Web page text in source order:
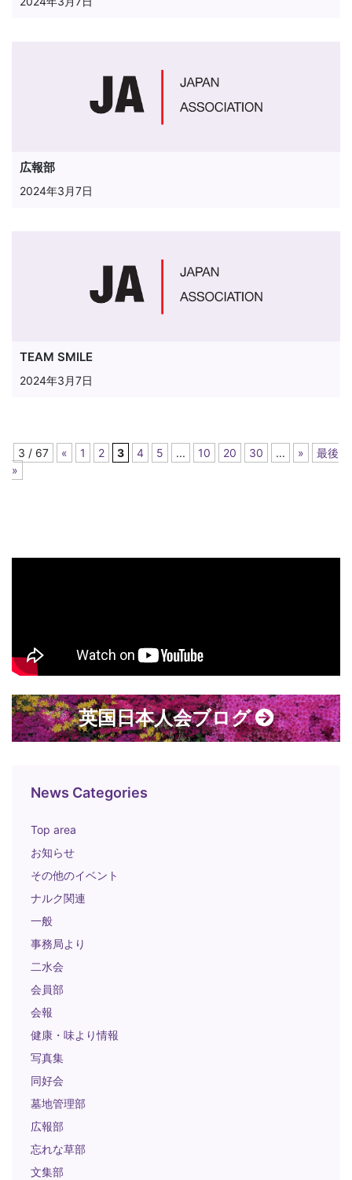
広報部
2024年3月7日
TEAM SMILE
2024年3月7日
3 / 67 « 1 2 3 4 5 ... 10 20 30 ... »
最後
»
英国日本人会ブログ
News Categories
Top area
お知らせ
その他のイベント
ナルク関連
一般
事務局より
二水会
会員部
会報
健康・味より情報
写真集
同好会
墓地管理部
広報部
忘れな草部
文集部